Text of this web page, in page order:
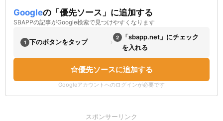
Googleの「優先ソース」に追加する
SBAPPの記事がGoogle検索で見つけやすくなります
1 下のボタンをタップ › 2
「sbapp.net」にチェック
を入れる
優先ソースに追加する
Googleアカウントへのログインが必要です
スポンサーリンク